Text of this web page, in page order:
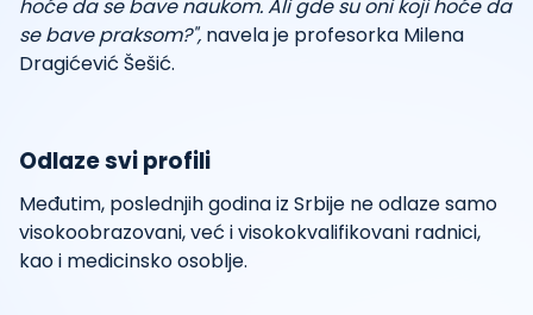
hoće da se bave naukom. Ali gde su oni koji hoće da
se bave praksom?", navela je profesorka Milena
Dragićević Šešić.
Odlaze svi profili
Međutim, poslednjih godina iz Srbije ne odlaze samo
visokoobrazovani, već i visokokvalifikovani radnici,
kao i medicinsko osoblje.